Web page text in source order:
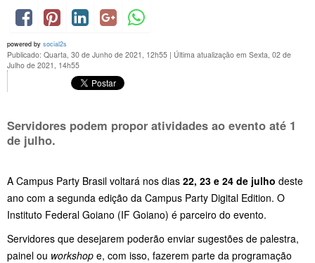
powered by social2s
Publicado: Quarta, 30 de Junho de 2021, 12h55 | Última atualização em Sexta, 02 de
Julho de 2021, 14h55
Servidores podem propor atividades ao evento até 1
de julho.
A Campus Party Brasil voltará nos dias 22, 23 e 24 de julho deste
ano com a segunda edição da Campus Party Digital Edition. O
Instituto Federal Goiano (IF Goiano) é parceiro do evento.
Servidores que desejarem poderão enviar sugestões de palestra,
painel ou workshop e, com isso, fazerem parte da programação